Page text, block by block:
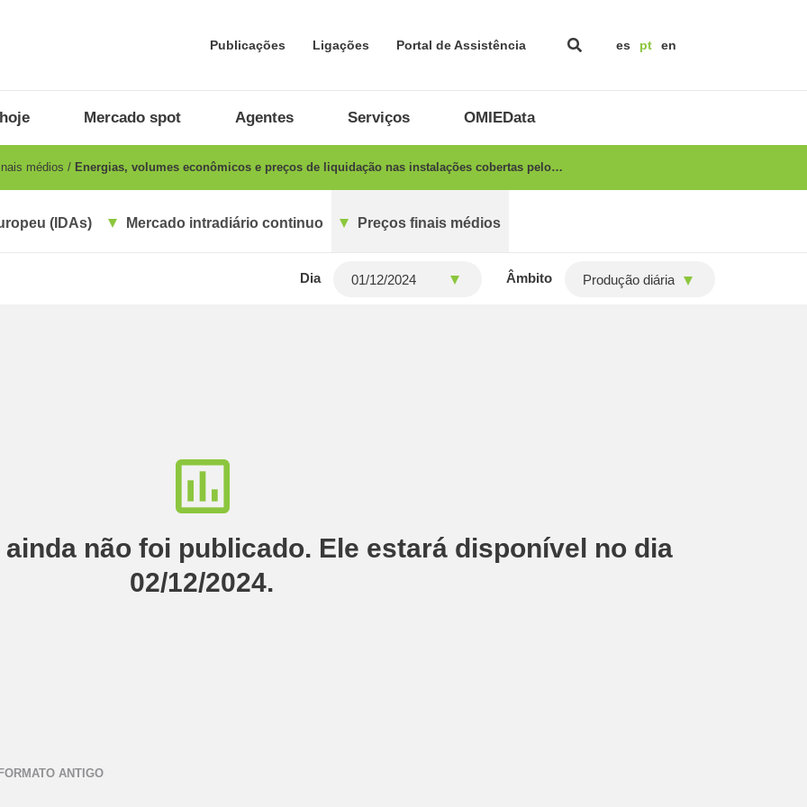
Publicações Ligações Portal de Assistência es pt en
Mercado spot Agentes Serviços OMIEData
médios Energias, volumes econômicos e preços de liquidação nas instalações cobertas pelo…
(IDAs) Mercado intradiário continuo Preços finais médios
Dia Âmbito Produção diária
não foi publicado. Ele estará disponível no dia
02/12/2024.
ANTIGO